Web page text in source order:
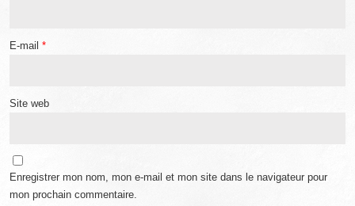
E-mail *
Site web
Enregistrer mon nom, mon e-mail et mon site dans le navigateur pour
mon prochain commentaire.